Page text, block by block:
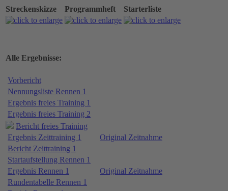
Streckenskizze Programmheft Starterliste
Alle Ergebnisse:
Vorbericht
Nennungsliste Rennen 1
Ergebnis freies Training 1
Ergebnis freies Training 2
Bericht freies Training
Ergebnis Zeittraining 1
Original Zeitnahme
Bericht Zeittraining 1
Startaufstellung Rennen 1
Ergebnis Rennen 1
Original Zeitnahme
Rundentabelle Rennen 1